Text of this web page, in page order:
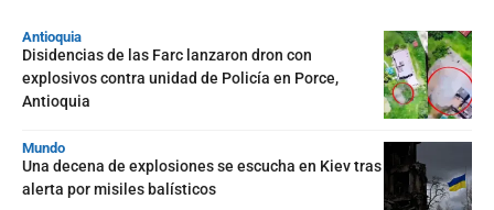
Antioquia
Disidencias de las Farc lanzaron dron con
explosivos contra unidad de Policía en Porce,
Antioquia
Mundo
Una decena de explosiones se escucha en Kiev tras
alerta por misiles balísticos